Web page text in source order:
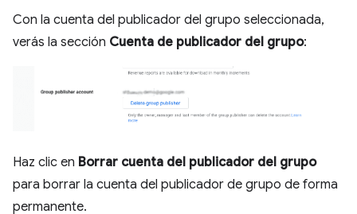
Con la cuenta del publicador del grupo seleccionada,
verás la sección Cuenta de publicador del grupo:
Haz clic en Borrar cuenta del publicador del grupo
para borrar la cuenta del publicador de grupo de forma
permanente.